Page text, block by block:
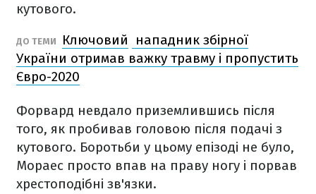
кутового.
ДО ТЕМИ Ключовий
нападник збірної
України отримав важку травму і пропустить
Євро-2020
Форвард невдало приземлившись після
того, як пробивав головою після подачі з
кутового. Боротьби у цьому епізоді не було,
Мораес просто впав на праву ногу і порвав
хрестоподібні зв'язки.